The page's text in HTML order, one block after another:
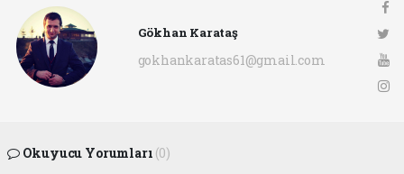
Gökhan Karataş
gokhankaratas61@gmail.com
Okuyucu Yorumları (0)